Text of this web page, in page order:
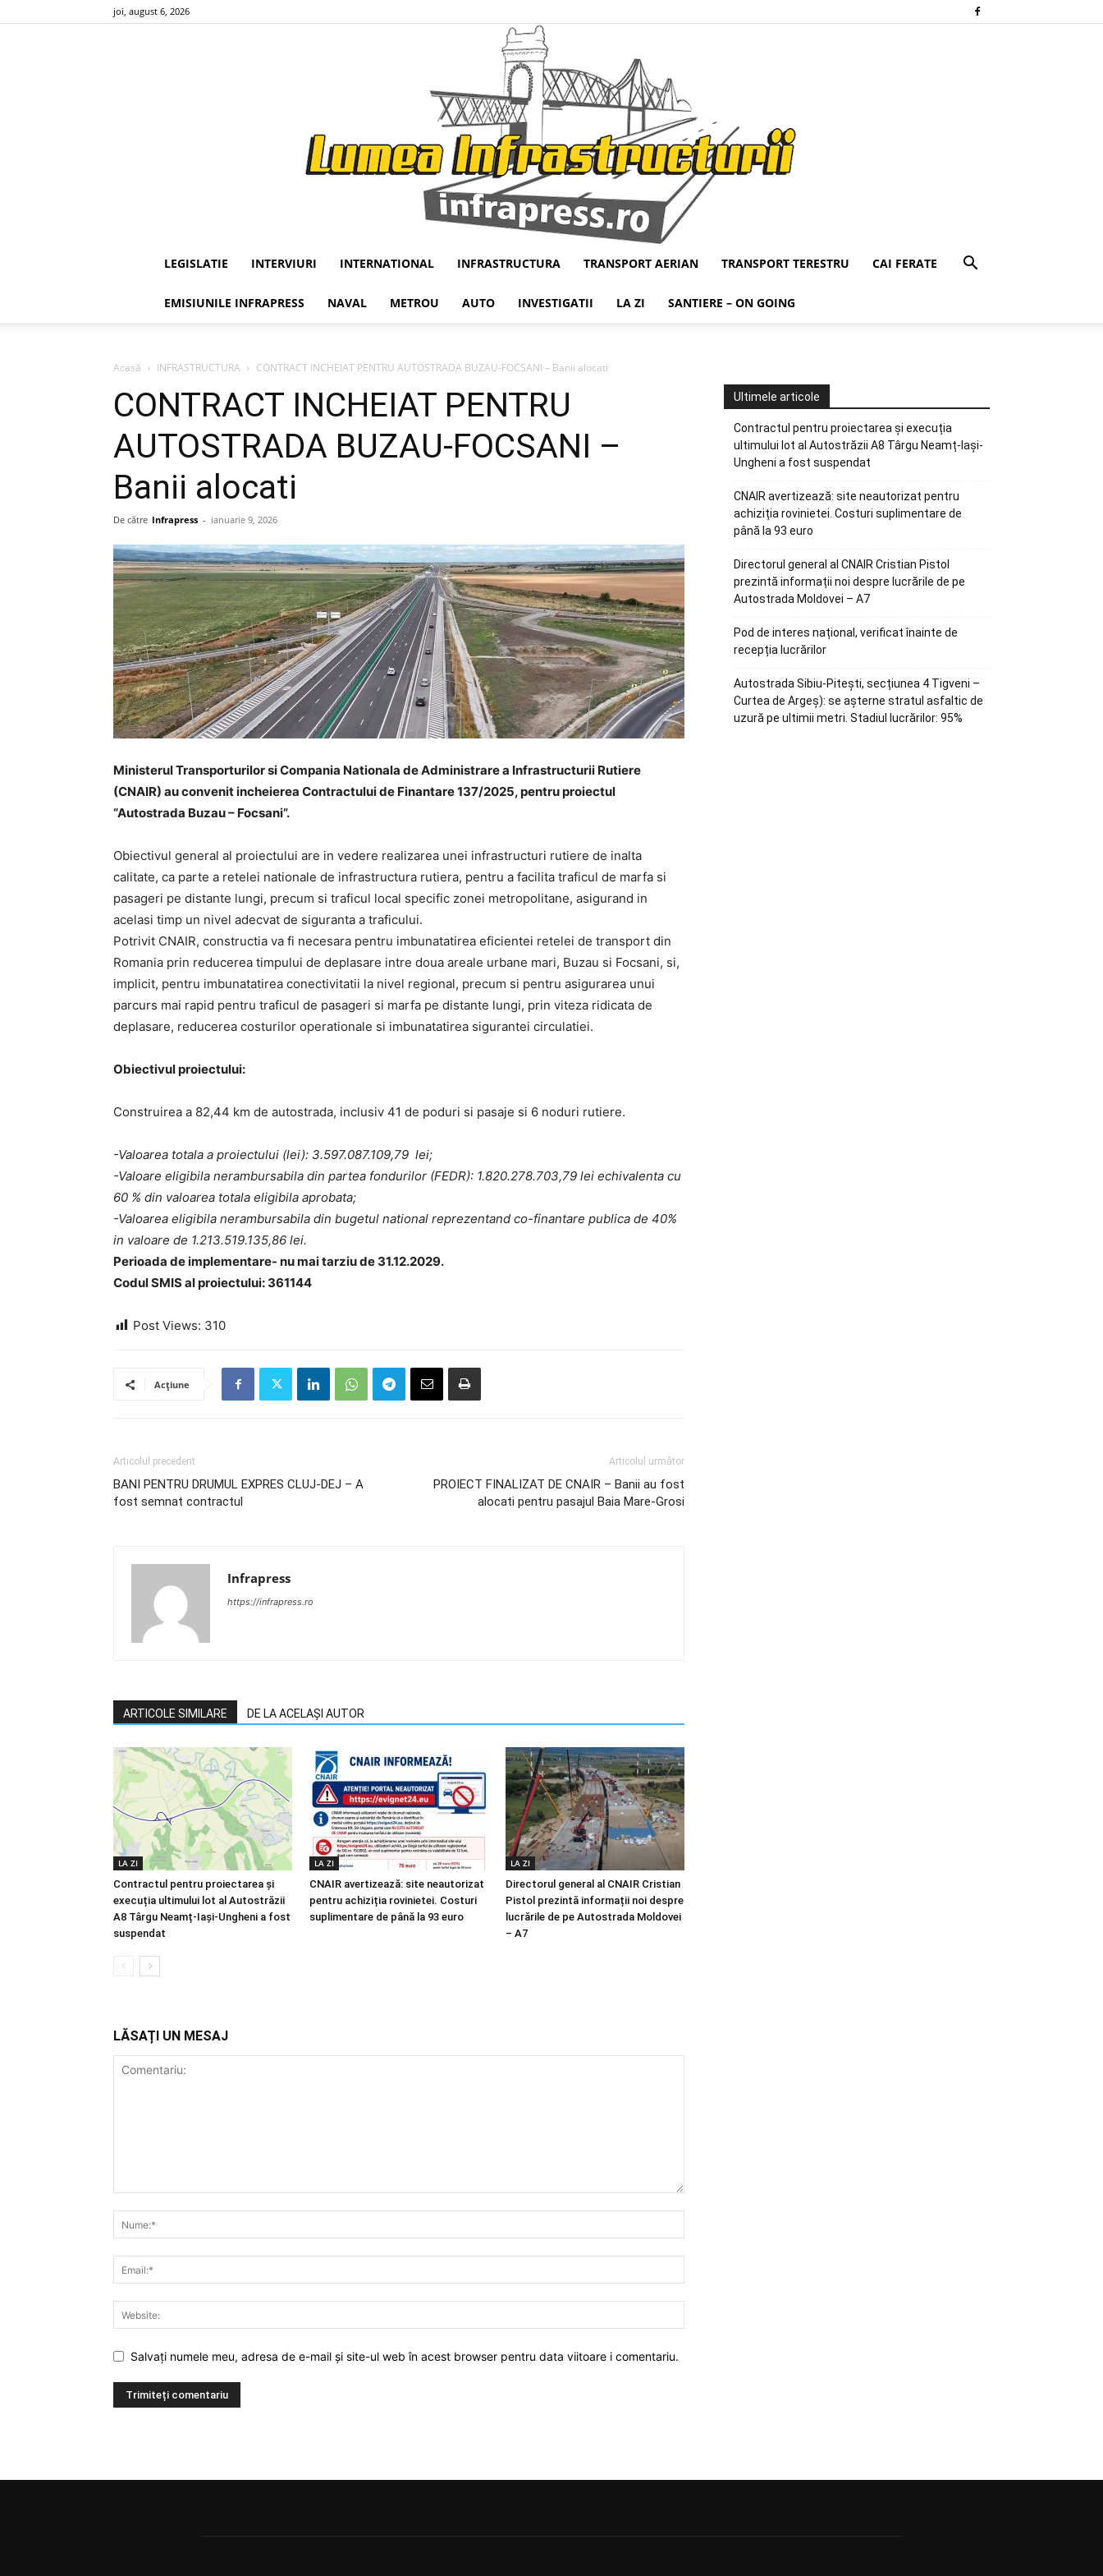
joi, august 6, 2026
Infrapress
LEGISLATIE INTERVIURI INTERNATIONAL INFRASTRUCTURA TRANSPORT AERIAN TRANSPORT TERESTRU CAI FERATE
EMISIUNILE INFRAPRESS NAVAL METROU AUTO INVESTIGATII LA ZI SANTIERE – ON GOING
Acasă INFRASTRUCTURA CONTRACT INCHEIAT PENTRU AUTOSTRADA BUZAU-FOCSANI – Banii alocati
CONTRACT INCHEIAT PENTRU
AUTOSTRADA BUZAU-FOCSANI –
Banii alocati
De către Infrapress - ianuarie 9, 2026
Ministerul Transporturilor si Compania Nationala de Administrare a Infrastructurii Rutiere
(CNAIR) au convenit incheierea Contractului de Finantare 137/2025, pentru proiectul
“Autostrada Buzau – Focsani”.
Obiectivul general al proiectului are in vedere realizarea unei infrastructuri rutiere de inalta
calitate, ca parte a retelei nationale de infrastructura rutiera, pentru a facilita traficul de marfa si
pasageri pe distante lungi, precum si traficul local specific zonei metropolitane, asigurand in
acelasi timp un nivel adecvat de siguranta a traficului.
Potrivit CNAIR, constructia va fi necesara pentru imbunatatirea eficientei retelei de transport din
Romania prin reducerea timpului de deplasare intre doua areale urbane mari, Buzau si Focsani, si,
implicit, pentru imbunatatirea conectivitatii la nivel regional, precum si pentru asigurarea unui
parcurs mai rapid pentru traficul de pasageri si marfa pe distante lungi, prin viteza ridicata de
deplasare, reducerea costurilor operationale si imbunatatirea sigurantei circulatiei.
Obiectivul proiectului:
Construirea a 82,44 km de autostrada, inclusiv 41 de poduri si pasaje si 6 noduri rutiere.
-Valoarea totala a proiectului (lei): 3.597.087.109,79 lei;
-Valoare eligibila nerambursabila din partea fondurilor (FEDR): 1.820.278.703,79 lei echivalenta cu
60 % din valoarea totala eligibila aprobata;
-Valoarea eligibila nerambursabila din bugetul national reprezentand co-finantare publica de 40%
in valoare de 1.213.519.135,86 lei.
Perioada de implementare- nu mai tarziu de 31.12.2029.
Codul SMIS al proiectului: 361144
Post Views: 310
Acțiune
Articolul precedent
BANI PENTRU DRUMUL EXPRES CLUJ-DEJ – A
fost semnat contractul
Articolul următor
PROIECT FINALIZAT DE CNAIR – Banii au fost
alocati pentru pasajul Baia Mare-Grosi
Infrapress
https://infrapress.ro
ARTICOLE SIMILARE DE LA ACELAȘI AUTOR
LA ZI
Contractul pentru proiectarea și
execuția ultimului lot al Autostrăzii
A8 Târgu Neamț-Iași-Ungheni a fost
suspendat
LA ZI
CNAIR avertizează: site neautorizat
pentru achiziția rovinietei. Costuri
suplimentare de până la 93 euro
LA ZI
Directorul general al CNAIR Cristian
Pistol prezintă informații noi despre
lucrările de pe Autostrada Moldovei
– A7
LĂSAȚI UN MESAJ
Salvați numele meu, adresa de e-mail și site-ul web în acest browser pentru data viitoare i comentariu.
Ultimele articole
Contractul pentru proiectarea și execuția
ultimului lot al Autostrăzii A8 Târgu Neamț-Iași-
Ungheni a fost suspendat
CNAIR avertizează: site neautorizat pentru
achiziția rovinietei. Costuri suplimentare de
până la 93 euro
Directorul general al CNAIR Cristian Pistol
prezintă informații noi despre lucrările de pe
Autostrada Moldovei – A7
Pod de interes național, verificat înainte de
recepția lucrărilor
Autostrada Sibiu-Pitești, secțiunea 4 Tigveni –
Curtea de Argeș): se așterne stratul asfaltic de
uzură pe ultimii metri. Stadiul lucrărilor: 95%